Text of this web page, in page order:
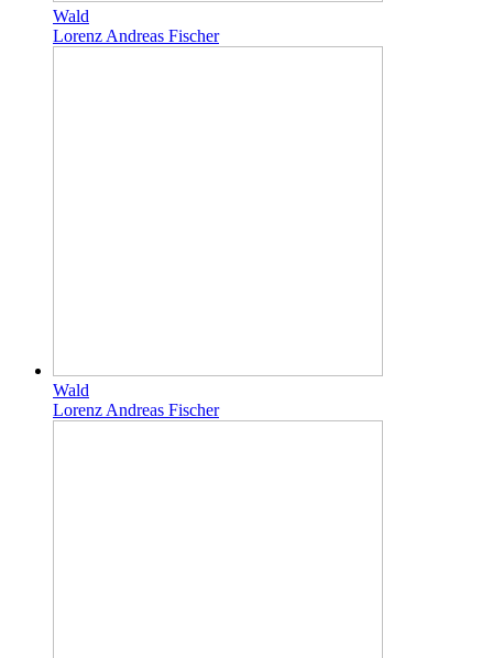
Wald
Lorenz Andreas Fischer
Wald
Lorenz Andreas Fischer